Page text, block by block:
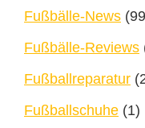
Fußbälle-News
Fußbälle-Reviews
Fußballreparatur
Fußballschuhe (1)